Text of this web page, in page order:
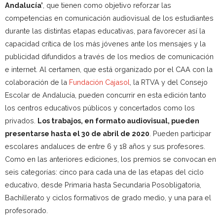
Andalucía’ , que tienen como objetivo reforzar las
competencias en comunicación audiovisual de los estudiantes
durante las distintas etapas educativas, para favorecer así la
capacidad crítica de los más jóvenes ante los mensajes y la
publicidad difundidos a través de los medios de comunicación
e internet. Al certamen, que está organizado por el CAA con la
colaboración de la Fundación Cajasol , la RTVA y del Consejo
Escolar de Andalucía, pueden concurrir en esta edición tanto
los centros educativos públicos y concertados como los
privados. Los trabajos, en formato audiovisual, pueden
presentarse hasta el 30 de abril de 2020 . Pueden participar
escolares andaluces de entre 6 y 18 años y sus profesores.
Como en las anteriores ediciones, los premios se convocan en
seis categorías: cinco para cada una de las etapas del ciclo
educativo, desde Primaria hasta Secundaria Posobligatoria,
Bachillerato y ciclos formativos de grado medio, y una para el
profesorado.